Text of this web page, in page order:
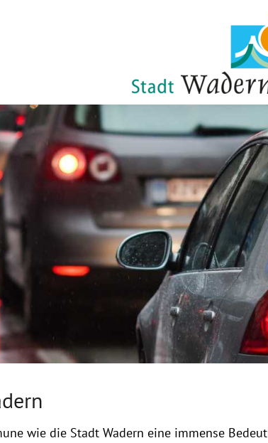
wie die Stadt Wadern eine immense